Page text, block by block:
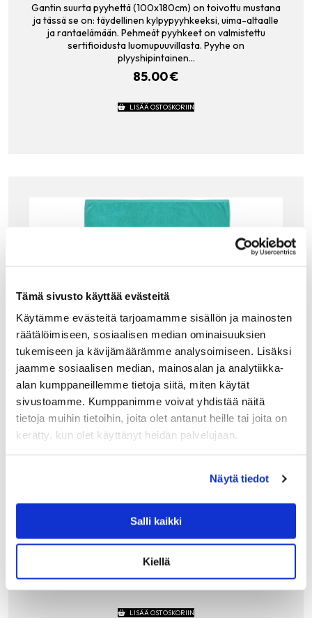
Tämä sivusto käyttää evästeitä
Käytämme evästeitä tarjoamamme sisällön ja mainosten
räätälöimiseen, sosiaalisen median ominaisuuksien
tukemiseen ja kävijämäärämme analysoimiseen. Lisäksi
jaamme sosiaalisen median, mainosalan ja analytiikka-
alan kumppaneillemme tietoja siitä, miten käytät
sivustoamme. Kumppanimme voivat yhdistää näitä
tietoja muihin tietoihin, joita olet antanut heille tai joita on
kerätty, kun olet käyttänyt heidän palvelujaan.
Näytä tiedot
Salli kaikki
Kiellä
Gantin suurta pyyhettä (100x180cm) on toivottu mustana
ja tässä se on: täydellinen kylpypyyhkeeksi, uima-altaalle
ja rantaelämään. Pehmeät pyyhkeet on valmistettu
sertifioidusta luomupuuvillasta. Pyyhe on
plyyshipintainen…
85.00€
LISÄÄ OSTOSKORIIN
GANT EST. 1949 BEACH TOWEL RANTAPYYH
kylpypyyhkeeksi, uima-altaalle ja rantaelämään. Pehmeät
pyyhkeet on valmistettu sertifioidusta luomupuuvillasta.
Klassinen logo…
85.00€
LISÄÄ OSTOSKORIIN